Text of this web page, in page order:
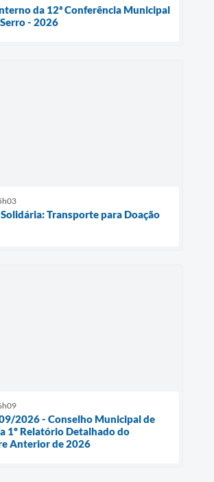
da 12ª Conferência Municipal
- 2026
Transporte para Doação
2026 - Conselho Municipal de
1º Relatório Detalhado do
Anterior de 2026